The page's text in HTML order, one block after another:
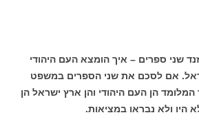
שני ספרים – איך הומצא העם היהודי
אם לסכם את שני הספרים במשפט
הן העם היהודי והן ארץ ישראל הן
היו ולא נבראו במציאות.